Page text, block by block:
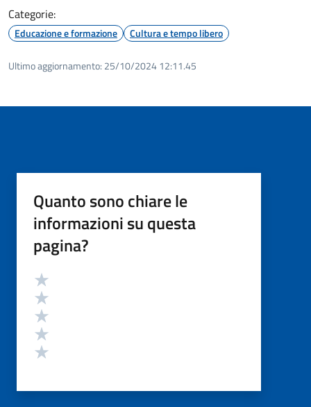
Categorie:
Educazione e formazione Cultura e tempo libero
Ultimo aggiornamento: 25/10/2024 12:11.45
Quanto sono chiare le
informazioni su questa
pagina?
Valutazione